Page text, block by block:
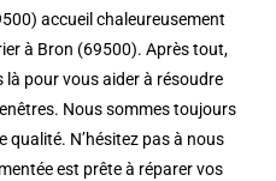
accueil chaleureusement
à Bron (69500). Après tout,
là pour vous aider à résoudre
Nous sommes toujours
qualité. N’hésitez pas à nous
est prête à réparer vos